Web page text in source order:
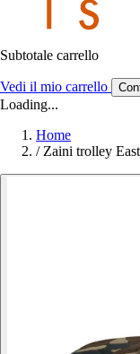
Subtotale carrello
Vedi il mio carrello
Loading...
Home
/ Zaini trolley